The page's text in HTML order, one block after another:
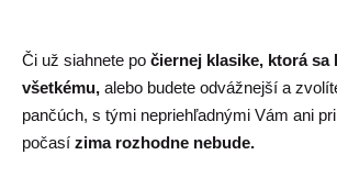
Či už siahnete po čiernej klasike, ktorá sa
všetkému, alebo budete odvážnejší a
pančúch, s tými nepriehľadnými Vám ani
počasí zima rozhodne nebude.